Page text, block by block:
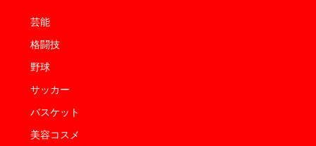
芸能
格闘技
野球
サッカー
バスケット
美容コスメ